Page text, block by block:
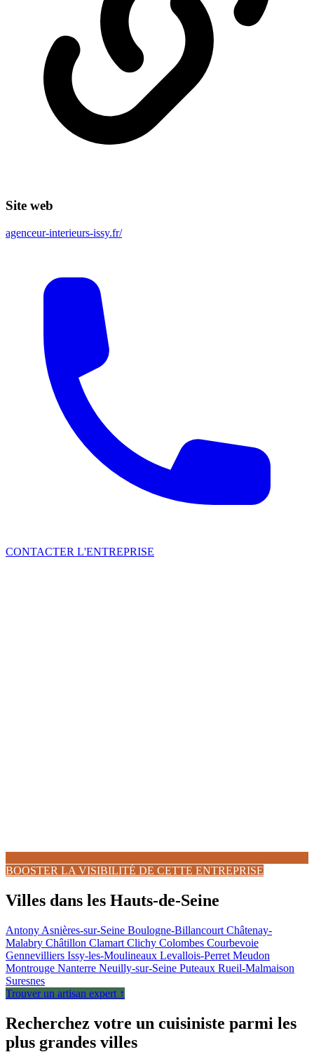
Site web
agenceur-interieurs-issy.fr/
CONTACTER L'ENTREPRISE
BOOSTER LA VISIBILITÉ DE CETTE ENTREPRISE
Villes dans les Hauts-de-Seine
Antony Asnières-sur-Seine Boulogne-Billancourt Châtenay-
Malabry Châtillon Clamart Clichy Colombes Courbevoie
Gennevilliers Issy-les-Moulineaux Levallois-Perret Meudon
Montrouge Nanterre Neuilly-sur-Seine Puteaux Rueil-Malmaison
Suresnes
Trouver un artisan expert ↑
Recherchez votre un cuisiniste parmi les
plus grandes villes